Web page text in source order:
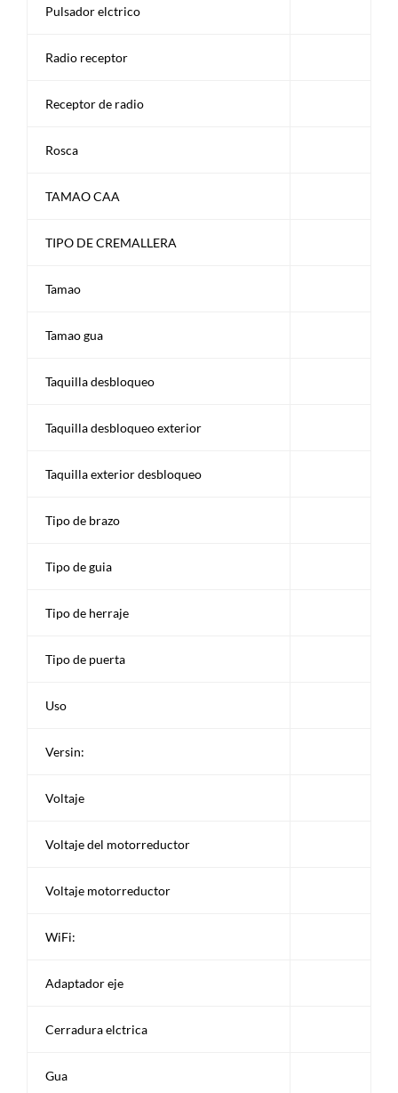
Pulsador elctrico
Radio receptor
Receptor de radio
Rosca
TAMAO CAA
TIPO DE CREMALLERA
Tamao
Tamao gua
Taquilla desbloqueo
Taquilla desbloqueo exterior
Taquilla exterior desbloqueo
Tipo de brazo
Tipo de guia
Tipo de herraje
Tipo de puerta
Uso
Versin:
Voltaje
Voltaje del motorreductor
Voltaje motorreductor
WiFi:
Adaptador eje
Cerradura elctrica
Gua